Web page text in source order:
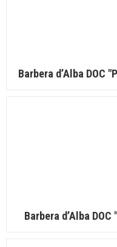
Barbera d’Alba DOC
Barbera d’Alba